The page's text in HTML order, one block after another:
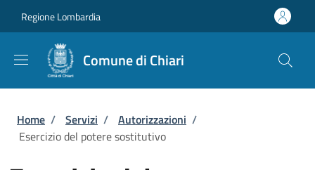
Regione Lombardia
Comune di Chiari
Briciole di pane
Home / Servizi / Autorizzazioni /
Esercizio del potere sostitutivo